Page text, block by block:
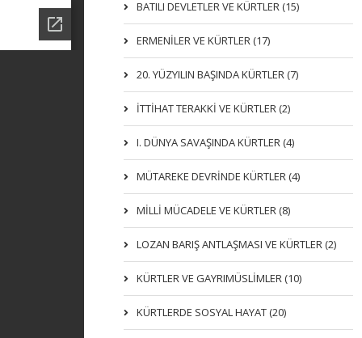
BATILI DEVLETLER VE KÜRTLER (15)
ERMENİLER VE KÜRTLER (17)
20. YÜZYILIN BAŞINDA KÜRTLER (7)
İTTIHAT TERAKKI VE KÜRTLER (2)
I. DÜNYA SAVAŞINDA KÜRTLER (4)
MÜTAREKE DEVRİNDE KÜRTLER (4)
MİLLİ MÜCADELE VE KÜRTLER (8)
LOZAN BARIŞ ANTLAŞMASI VE KÜRTLER (2)
KÜRTLER VE GAYRIMÜSLIMLER (10)
KÜRTLERDE SOSYAL HAYAT (20)